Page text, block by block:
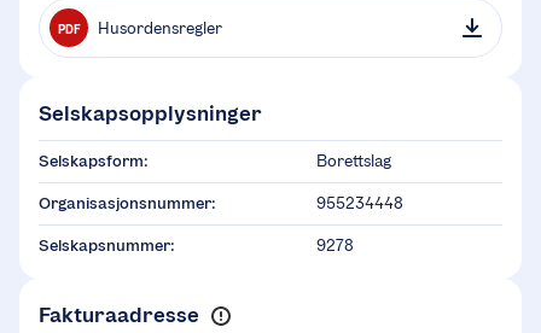
PDF Husordensregler
Selskapsopplysninger
Selskapsform: Borettslag
Organisasjonsnummer: 955234448
Selskapsnummer: 9278
Fakturaadresse